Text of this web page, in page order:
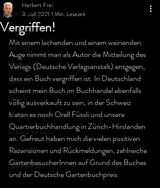
Alle Beiträge
Flower Show
Stauden
Pflanzen
Gehölze
Garten
Klimawandel
Botanische Reise
Gartentag
Gartenreisen
Vergriffen!
Herbert Frei
3. Juli 2021 1 Min. Lesezeit
Mit einem lachenden und einem weinenden
Auge nimmt man als Autor die Mitteilung des
Verlags (Deutsche Verlagsanstalt) entgegen,
dass ein Buch vergriffen ist. In Deutschland
scheint mein Buch im Buchhandel ebenfalls
völlig ausverkauft zu sein, in der Schweiz
bieten es noch Orell Füssli und unsere
Quartierbuchhandlung in Zürich-Hirslanden
an. Gefreut haben mich die vielen positiven
Rezensionen und Rückmeldungen, zahlreiche
GartenbesucherInnen auf Grund des Buches
und der Deutsche Gartenbuchpreis.